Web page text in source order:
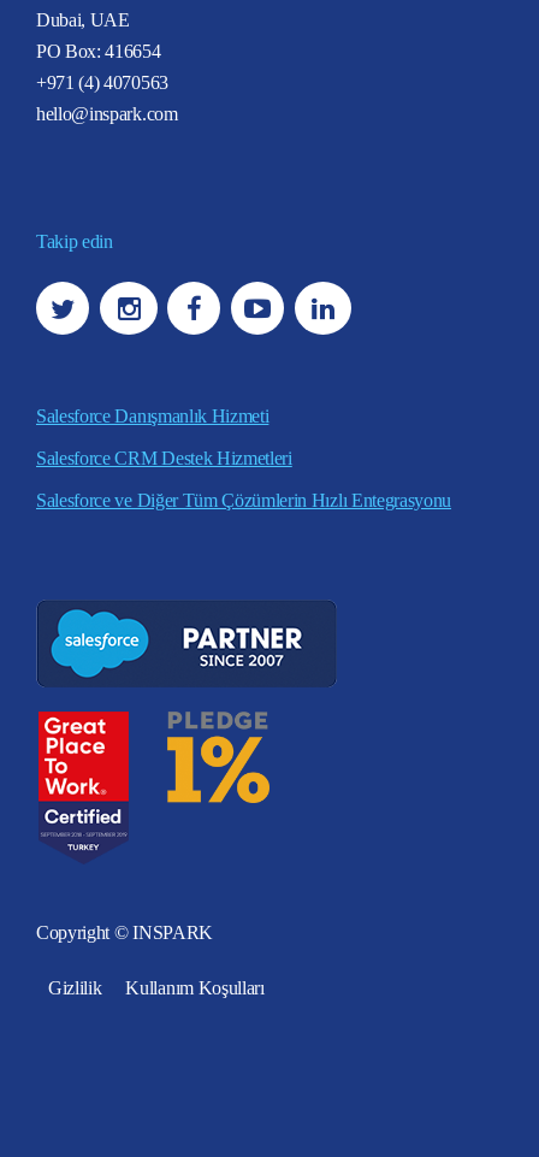
Dubai, UAE
PO Box: 416654
+971 (4) 4070563
hello@inspark.com
Takip edin
Salesforce Danışmanlık Hizmeti
Salesforce CRM Destek Hizmetleri
Salesforce ve Diğer Tüm Çözümlerin Hızlı Entegrasyonu
Copyright © INSPARK
Gizlilik Kullanım Koşulları